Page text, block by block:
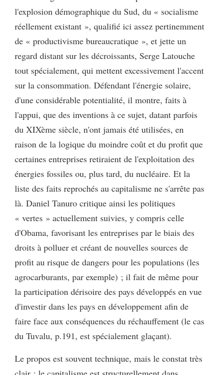
l'explosion démographique du Sud, du « socialisme
réellement existant », qualifié ici assez pertinemment
de « productivisme bureaucratique », et jette un
regard distant sur les décroissants, Serge Latouche
tout spécialement, qui mettent excessivement l'accent
sur la consommation. Défendant l'énergie solaire,
d'une considérable potentialité, il montre, faits à
l'appui, que des inventions à ce sujet, datant parfois
du XIXème siècle, n'ont jamais été utilisées, en
raison de la logique du moindre coût et du profit que
certaines entreprises retiraient de l'exploitation des
énergies fossiles ou, plus tard, du nucléaire. Et la
liste des faits reprochés au capitalisme ne s'arrête pas
là. Daniel Tanuro critique ainsi les politiques
« vertes » actuellement suivies, y compris celle
d'Obama, favorisant les entreprises par le biais des
droits à polluer et créant de nouvelles sources de
profit au risque de dangers pour les populations (les
agrocarburants, par exemple) ; il fait de même pour
la participation dérisoire des pays développés en vue
d'investir dans les pays en développement afin de
faire face aux conséquences du réchauffement (le cas
du Tuvalu, p.191, est spécialement glaçant).
Le propos est souvent technique, mais le constat très